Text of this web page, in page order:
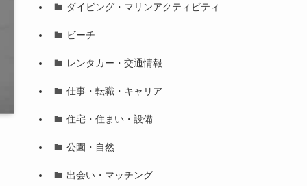
ダイビング・マリンアクティビティ
ビーチ
レンタカー・交通情報
仕事・転職・キャリア
住宅・住まい・設備
公園・自然
出会い・マッチング